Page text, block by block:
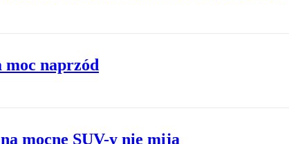
moc naprzód
mocne SUV-y nie mija